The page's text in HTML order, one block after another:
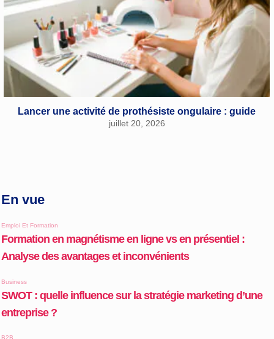
Lancer une activité de prothésiste ongulaire : guide
juillet 20, 2026
En vue